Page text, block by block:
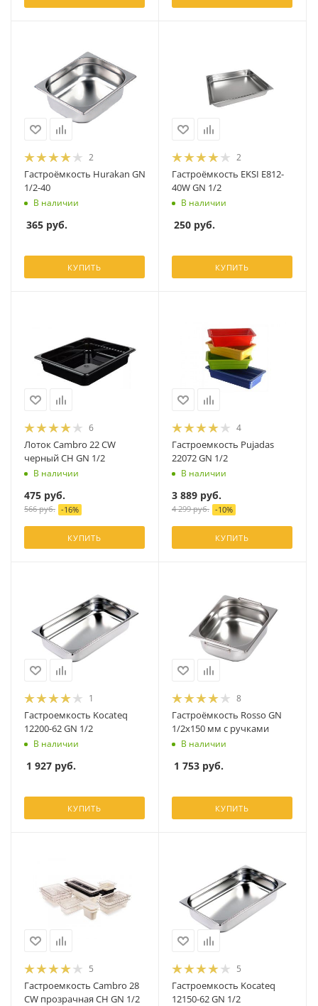
2
Гастроёмкость Hurakan GN
1/2-40
В наличии
365 руб.
КУПИТЬ
2
Гастроёмкость EKSI E812-
40W GN 1/2
В наличии
250 руб.
КУПИТЬ
6
Лоток Cambro 22 CW
черный CH GN 1/2
В наличии
475 руб.
566руб. -16%
КУПИТЬ
4
Гастроемкость Pujadas
22072 GN 1/2
В наличии
3 889 руб.
4 299руб. -10%
КУПИТЬ
1
Гастроемкость Kocateq
12200-62 GN 1/2
В наличии
1 927 руб.
КУПИТЬ
8
Гастроёмкость Rosso GN
1/2x150 мм с ручками
В наличии
1 753 руб.
КУПИТЬ
5
Гастроемкость Cambro 28
CW прозрачная CH GN 1/2
5
Гастроемкость Kocateq
12150-62 GN 1/2